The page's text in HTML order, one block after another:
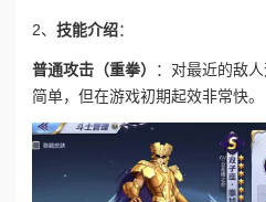
2、 技能介绍：
普通攻击（重拳）
：对最近的敌
简单，但在游戏初期起效非常快。